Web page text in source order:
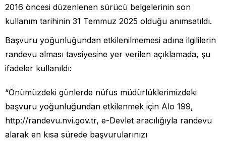
2016 öncesi düzenlenen sürücü belgelerinin son
kullanım tarihinin 31 Temmuz 2025 olduğu anımsatıldı.
Başvuru yoğunluğundan etkilenilmemesi adına ilgililerin
randevu alması tavsiyesine yer verilen açıklamada, şu
ifadeler kullanıldı:
“Önümüzdeki günlerde nüfus müdürlüklerimizdeki
başvuru yoğunluğundan etkilenmek için Alo 199,
http://randevu.nvi.gov.tr, e-Devlet aracılığıyla randevu
alarak en kısa sürede başvurularınızı